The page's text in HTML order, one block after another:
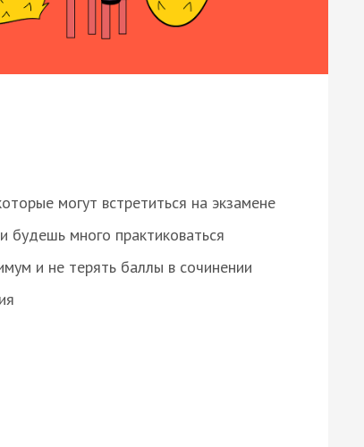
могут встретиться на экзамене
много практиковаться
и не терять баллы в сочинении